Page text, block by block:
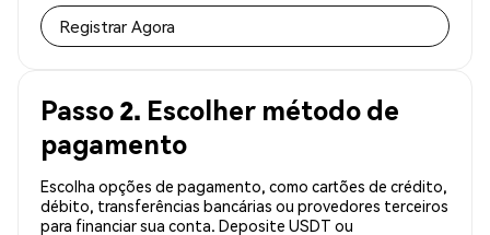
Registrar Agora
Passo 2. Escolher método de
pagamento
Escolha opções de pagamento, como cartões de crédito,
débito, transferências bancárias ou provedores terceiros
para financiar sua conta. Deposite USDT ou